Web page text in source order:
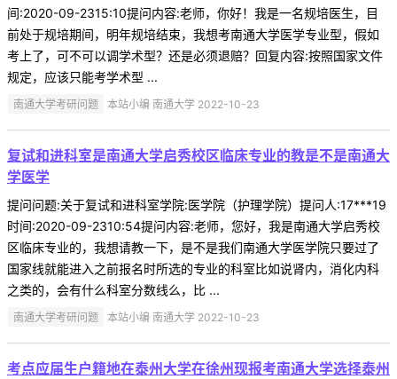
间:2020-09-2315:10提问内容:老师，你好！我是一名规培医生，目
前处于规培期间，明年规培结束，我想考南通大学医学专业型，假如
考上了，可不可以调学术型？还是必须退赔？回复内容:按照国家文件
规定，应该只能考学术型 ...
南通大学考研问题 本站小编 南通大学 2022-10-23
复试和进科室是南通大学启秀校区临床专业的教是不是南通大
学医学
提问问题:关于复试和进科室学院:医学院（护理学院）提问人:17***19
时间:2020-09-2310:54提问内容:老师，您好，我是南通大学启秀校
区临床专业的，我想请教一下，是不是我们南通大学医学院只要过了
国家线就能进入之前报名时所选的专业的科室比如说肾内，消化内科
之类的，会有什么科室分数线么，比 ...
南通大学考研问题 本站小编 南通大学 2022-10-23
考点应届生户籍地在泰州大学在徐州现报考南通大学选择泰州